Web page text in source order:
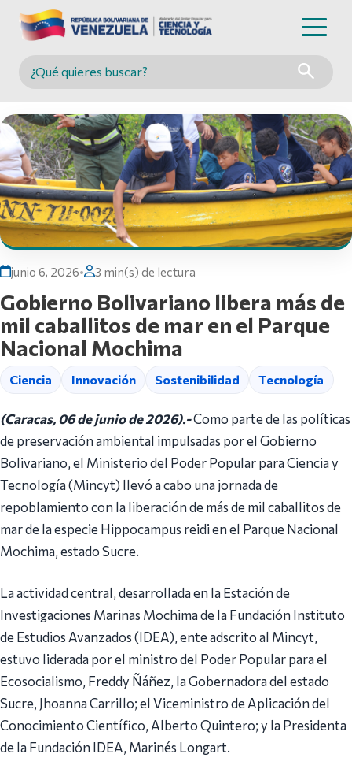
Buscar en MINCYT
junio 6, 2026• 3 min(s) de lectura
Gobierno Bolivariano libera más de
mil caballitos de mar en el Parque
Nacional Mochima
Ciencia Innovación Sostenibilidad Tecnología
(Caracas, 06 de junio de 2026).-Como parte de las políticas
de preservación ambiental impulsadas por el Gobierno
Bolivariano, el Ministerio del Poder Popular para Ciencia y
Tecnología (Mincyt) llevó a cabo una jornada de
repoblamiento con la liberación de más de mil caballitos de
mar de la especie Hippocampus reidi en el Parque Nacional
Mochima, estado Sucre.
La actividad central, desarrollada en la Estación de
Investigaciones Marinas Mochima de la Fundación Instituto
de Estudios Avanzados (IDEA), ente adscrito al Mincyt,
estuvo liderada por el ministro del Poder Popular para el
Ecosocialismo, Freddy Ñáñez, la Gobernadora del estado
Sucre, Jhoanna Carrillo; el Viceministro de Aplicación del
Conocimiento Científico, Alberto Quintero; y la Presidenta
de la Fundación IDEA, Marinés Longart.